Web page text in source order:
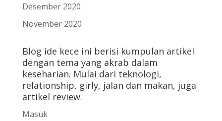
Desember 2020
November 2020
Blog ide kece ini berisi kumpulan artikel
dengan tema yang akrab dalam
keseharian. Mulai dari teknologi,
relationship, girly, jalan dan makan, juga
artikel review.
Masuk